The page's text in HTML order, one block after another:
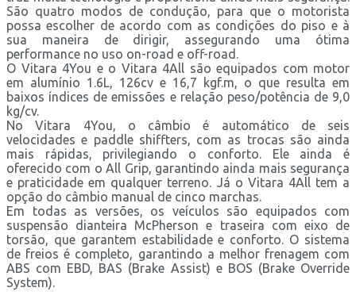
São quatro modos de condução, para que o motorista
possa escolher de acordo com as condições do piso e à
sua maneira de dirigir, assegurando uma ótima
performance no uso on-road e off-road.
O Vitara 4You e o Vitara 4All são equipados com motor
em alumínio 1.6L, 126cv e 16,7 kgf.m, o que resulta em
baixos índices de emissões e relação peso/potência de 9,0
kg/cv.
No Vitara 4You, o câmbio é automático de seis
velocidades e paddle shiffters, com as trocas são ainda
mais rápidas, privilegiando o conforto. Ele ainda é
oferecido com o All Grip, garantindo ainda mais segurança
e praticidade em qualquer terreno. Já o Vitara 4All tem a
opção do câmbio manual de cinco marchas.
Em todas as versões, os veículos são equipados com
suspensão dianteira McPherson e traseira com eixo de
torsão, que garantem estabilidade e conforto. O sistema
de freios é completo, garantindo a melhor frenagem com
ABS com EBD, BAS (Brake Assist) e BOS (Brake Override
System).